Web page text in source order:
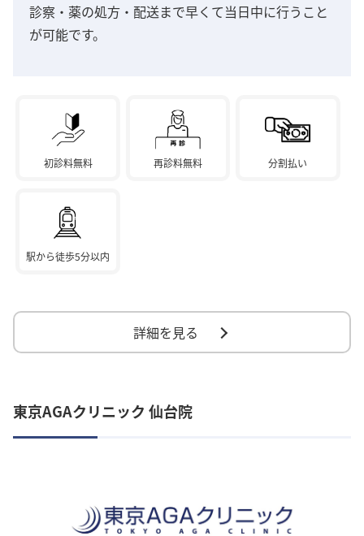
診察・薬の処方・配送まで早くて当日中に行うこと
が可能です。
初診料無料 再診料無料 分割払い
駅から徒歩5分以内
詳細を見る
東京AGAクリニック 仙台院